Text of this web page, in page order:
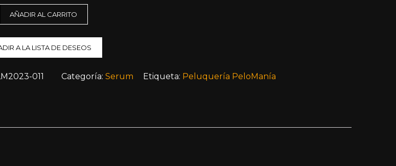
AÑADIR AL CARRITO
A LA LISTA DE DESEOS
011 Categoría:Serum Etiqueta: Peluquería PeloManía